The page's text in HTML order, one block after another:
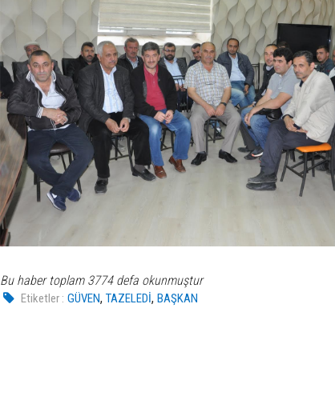
Bu haber toplam 3774 defa okunmuştur
Etiketler : GÜVEN,TAZELEDİ,BAŞKAN